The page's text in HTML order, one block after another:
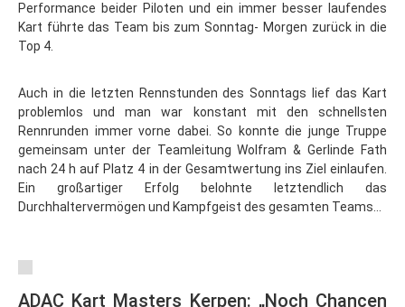
Performance beider Piloten und ein immer besser laufendes
Kart führte das Team bis zum Sonntag- Morgen zurück in die
Top 4.
Auch in die letzten Rennstunden des Sonntags lief das Kart
problemlos und man war konstant mit den schnellsten
Rennrunden immer vorne dabei. So konnte die junge Truppe
gemeinsam unter der Teamleitung Wolfram & Gerlinde Fath
nach 24 h auf Platz 4 in der Gesamtwertung ins Ziel einlaufen.
Ein großartiger Erfolg belohnte letztendlich das
Durchhaltervermögen und Kampfgeist des gesamten Teams…
ADAC Kart Masters Kerpen: „Noch Chancen